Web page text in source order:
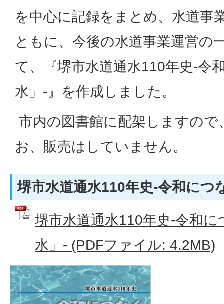
を中心に記録をまとめ、水道事
ともに、今後の水道事業運営の
て、『堺市水道通水110年史-令
水」-』を作成しました。
市内の図書館に配架しますの
お、販売はしていません。
堺市水道通水110年史-令和につ
堺市水道通水110年史-令和
水」- (PDFファイル: 4.2MB)